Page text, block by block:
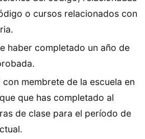
o cursos relacionados con
haber completado un año de
membrete de la escuela en
que has completado al
de clase para el período de